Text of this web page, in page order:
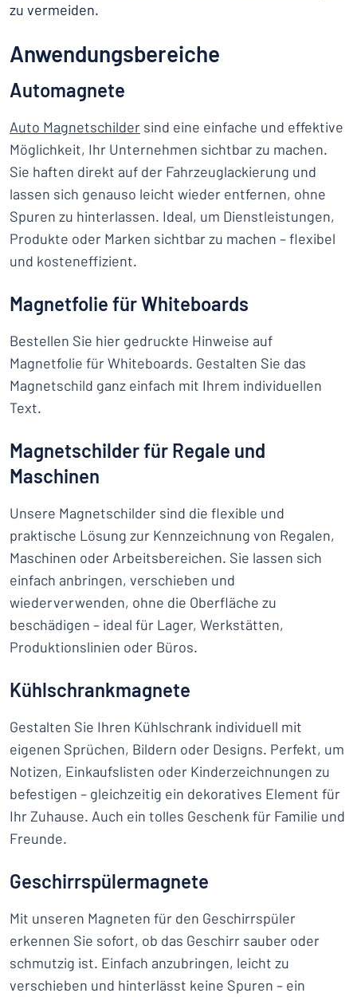
zu vermeiden.
Anwendungsbereiche
Automagnete
Auto Magnetschilder sind eine einfache und effektive
Möglichkeit, Ihr Unternehmen sichtbar zu machen.
Sie haften direkt auf der Fahrzeuglackierung und
lassen sich genauso leicht wieder entfernen, ohne
Spuren zu hinterlassen. Ideal, um Dienstleistungen,
Produkte oder Marken sichtbar zu machen – flexibel
und kosteneffizient.
Magnetfolie für Whiteboards
Bestellen Sie hier gedruckte Hinweise auf
Magnetfolie für Whiteboards. Gestalten Sie das
Magnetschild ganz einfach mit Ihrem individuellen
Text.
Magnetschilder für Regale und
Maschinen
Unsere Magnetschilder sind die flexible und
praktische Lösung zur Kennzeichnung von Regalen,
Maschinen oder Arbeitsbereichen. Sie lassen sich
einfach anbringen, verschieben und
wiederverwenden, ohne die Oberfläche zu
beschädigen – ideal für Lager, Werkstätten,
Produktionslinien oder Büros.
Kühlschrankmagnete
Gestalten Sie Ihren Kühlschrank individuell mit
eigenen Sprüchen, Bildern oder Designs. Perfekt, um
Notizen, Einkaufslisten oder Kinderzeichnungen zu
befestigen – gleichzeitig ein dekoratives Element für
Ihr Zuhause. Auch ein tolles Geschenk für Familie und
Freunde.
Geschirrspülermagnete
Mit unseren Magneten für den Geschirrspüler
erkennen Sie sofort, ob das Geschirr sauber oder
schmutzig ist. Einfach anzubringen, leicht zu
verschieben und hinterlässt keine Spuren – ein